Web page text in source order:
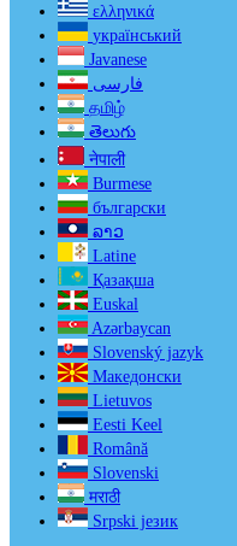
ελληνικά
український
Javanese
فارسی
தமிழ்
తెలుగు
नेपाली
Burmese
български
ລາວ
Latine
Қазақша
Euskal
Azərbaycan
Slovenský jazyk
Македонски
Lietuvos
Eesti Keel
Română
Slovenski
मराठी
Srpski језик